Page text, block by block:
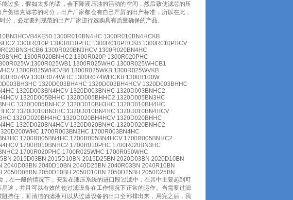
过多，假如太多的话，会下降液压油的活动的空间，然后致使滤芯的压
贺德克滤芯的时分，出产厂家都会有自己严厉的出产标准，所以在此，
，必定要到规范的出产厂家进行选购具有质量确保的产品。
1300R010BN4HC 1300R010BN4HCKB
1300R010P 1300R010PHC 1300R010PHCKB 1300R010PHCV
1300R020BN3HCV 1300R020BN4HC
1300R020BNHC2 1300R020P 1300R020PHC
1300R025WB1 1300R025WHC 1300R025WHCB1
1300R025WHCVB6 1300R025WKB 1300R025WVKB
1300R074WHC 1300R074WHCKB 1300R100W
1320D003BH4HC 1320D003BH4HCV 1320D003BHHC
1320D003BN4HCV 1320D003BNHC 1320D003BNHC2
1320D005BHHC 1320D005BHHC2 1320D005BN3HC
1320D005BNHC2 1320D010BH3HC 1320D010BH4HC
1320D010BN3HC 1320D010BN4HC 1320D010BN4HCV
1320D020BH4HC 1320D020BH4HCV 1320D020BHHC
1320D020BN4HCV 1320D020BNHC 1320D020BNHC2
1700R003BN3HC 1700R003BN4HC
1700R005BN4HC 1700R005BN4HCV 1700R005BNHC2
1700R010BNHC2 1700R010PHC 1700R020BN3HC
1700R020PHC 1700R025WHC 1700R050WHC
2015D03BN 2015D10BN 2015D25BN 2020D03BN 2020D10BN
2040D10BN 2040D25BN 2040R03BN 2040R10BN
2050D10BH 2050D10BN 2050D25BH 2050D25BN
在一般的情况下，安装在液压系统的进口段过滤中，在其中主要起到可
途，并且可以有效的使过滤设备在工作情况下正常的运作。当需要过滤
挡住，而清洁的滤液可以从过滤设备的出口全部排出来，用完之后，我